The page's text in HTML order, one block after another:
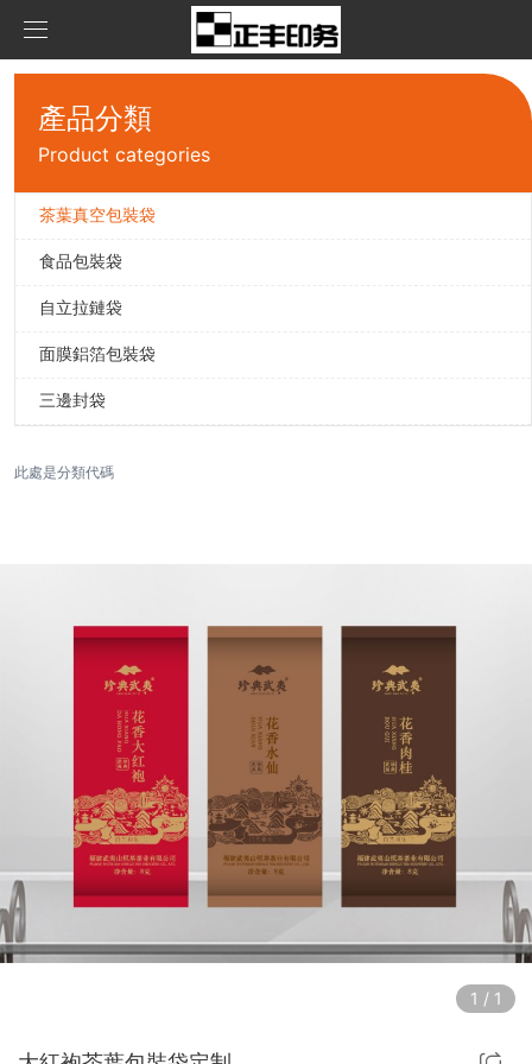
產品中心
茶葉真空包裝袋
食品包裝袋
面膜鋁箔包裝袋
新聞資訊
公司資訊
關于我們
在線留言
產品分類
Product categories
茶葉真空包裝袋
食品包裝袋
自立拉鏈袋
面膜鋁箔包裝袋
三邊封袋
此處是分類代碼
1 / 1